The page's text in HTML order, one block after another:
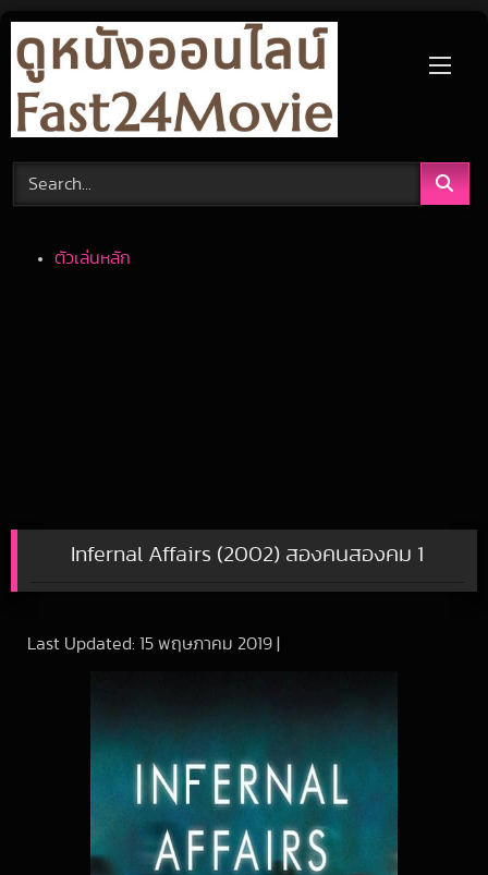
Skip
content
ตัวเล่นหลัก
Infernal Affairs (2002) สองคนสองคม 1
Last Updated: 15 พฤษภาคม 2019